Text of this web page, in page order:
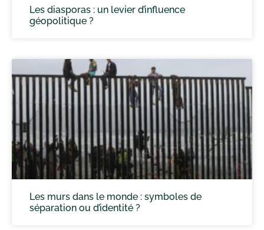
Les diasporas : un levier d’influence
géopolitique ?
Les murs dans le monde : symboles de
séparation ou d’identité ?